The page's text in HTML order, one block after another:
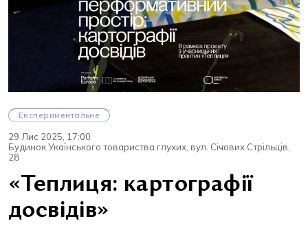
Експериментальне
29 Лис 2025, 17:00
Будинок Укаїнського товариства глухих, вул. Січових Стрільців,
28
«Теплиця: картографії
досвідів»